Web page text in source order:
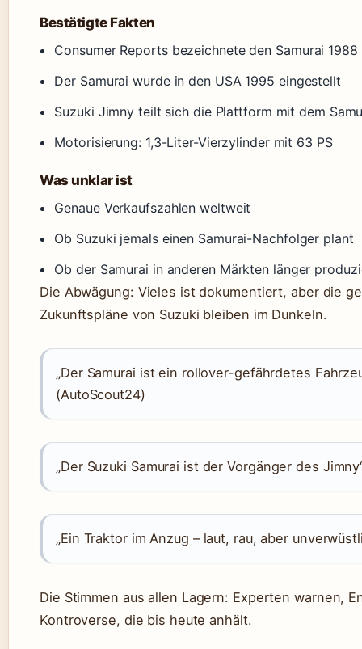
Bestätigte Fakten
Consumer Reports bezeichnete den Samurai
Der Samurai wurde in den USA 1995 eingestellt
Suzuki Jimny teilt sich die Plattform mit dem
Motorisierung: 1,3-Liter-Vierzylinder mit 63 PS
Was unklar ist
Genaue Verkaufszahlen weltweit
Ob Suzuki jemals einen Samurai-Nachfolger plant
Ob der Samurai in anderen Märkten länger
Die Abwägung: Vieles ist dokumentiert, aber die
Zukunftspläne von Suzuki bleiben im Dunkeln.
„Der Samurai ist ein rollover-gefährdetes
(AutoScout24)
„Der Suzuki Samurai ist der Vorgänger des
„Ein Traktor im Anzug – laut, rau, aber
Die Stimmen aus allen Lagern: Experten warnen,
Kontroverse, die bis heute anhält.